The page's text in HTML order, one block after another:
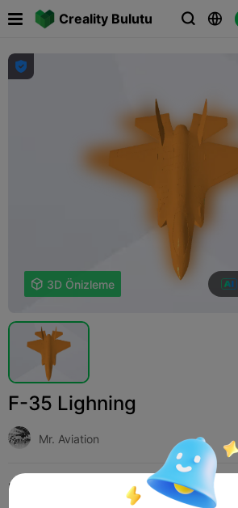
Creality Bulutu  

 3D Önizleme
F-35 Lighning
Mr. Aviation
Print Settings (1) Ekle Hobbies & DIY